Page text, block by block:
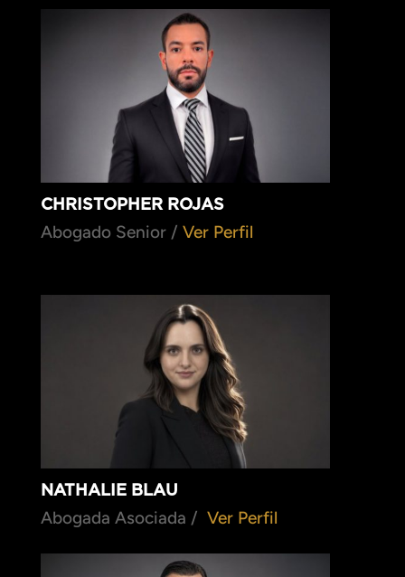
CHRISTOPHER ROJAS
Abogado Senior / Ver Perfil
NATHALIE BLAU
Abogada Asociada / Ver Perfil